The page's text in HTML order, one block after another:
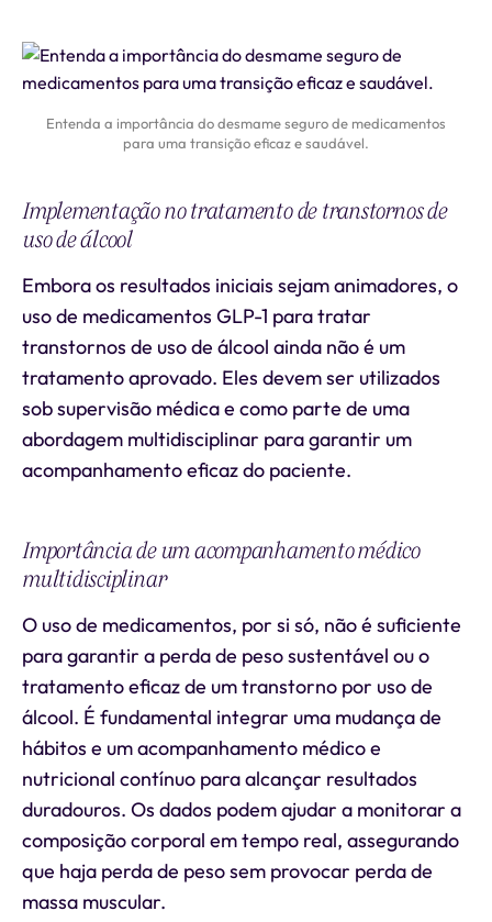
Entenda a importância do desmame seguro de medicamentos
para uma transição eficaz e saudável.
Implementação no tratamento de transtornos de
uso de álcool
Embora os resultados iniciais sejam animadores, o
uso de medicamentos GLP-1 para tratar
transtornos de uso de álcool ainda não é um
tratamento aprovado. Eles devem ser utilizados
sob supervisão médica e como parte de uma
abordagem multidisciplinar para garantir um
acompanhamento eficaz do paciente.
Importância de um acompanhamento médico
multidisciplinar
O uso de medicamentos, por si só, não é suficiente
para garantir a perda de peso sustentável ou o
tratamento eficaz de um transtorno por uso de
álcool. É fundamental integrar uma mudança de
hábitos e um acompanhamento médico e
nutricional contínuo para alcançar resultados
duradouros. Os dados podem ajudar a monitorar a
composição corporal em tempo real, assegurando
que haja perda de peso sem provocar perda de
massa muscular.